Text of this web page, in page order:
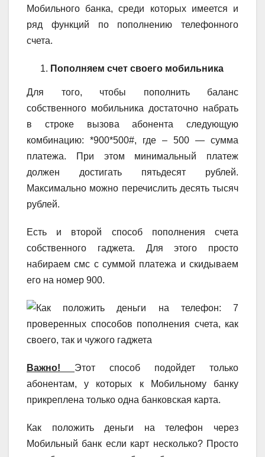
Мобильного банка, среди которых имеется и
ряд функций по пополнению телефонного
счета.
Пополняем счет своего мобильника
Для того, чтобы пополнить баланс
собственного мобильника достаточно набрать
в строке вызова абонента следующую
комбинацию: *900*500#, где – 500 — сумма
платежа. При этом минимальный платеж
должен достигать пятьдесят рублей.
Максимально можно перечислить десять тысяч
рублей.
Есть и второй способ пополнения счета
собственного гаджета. Для этого просто
набираем смс с суммой платежа и скидываем
его на номер 900.
Важно!
Этот способ подойдет только
абонентам, у которых к Мобильному банку
прикреплена только одна банковская карта.
Как положить деньги на телефон через
Мобильный банк если карт несколько? Просто